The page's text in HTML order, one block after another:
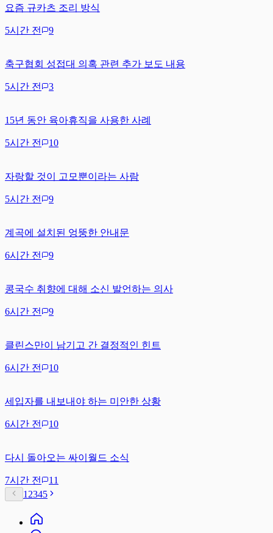
요즘 규카츠 조리 방식
5시간 전 9
축구협회 성접대 의혹 관련 추가 보도 내용
5시간 전 3
15년 동안 육아휴직을 사용한 사례
5시간 전 10
자랑할 것이 고모뿐이라는 사람
5시간 전 9
계곡에 설치된 엉뚱한 안내문
6시간 전 9
콩국수 취향에 대해 소신 발언하는 의사
6시간 전 9
클린스만이 남기고 간 결정적인 힌트
6시간 전 10
세입자를 내보내야 하는 미안한 상황
6시간 전 10
다시 돌아오는 싸이월드 소식
7시간 전
11
1 2345